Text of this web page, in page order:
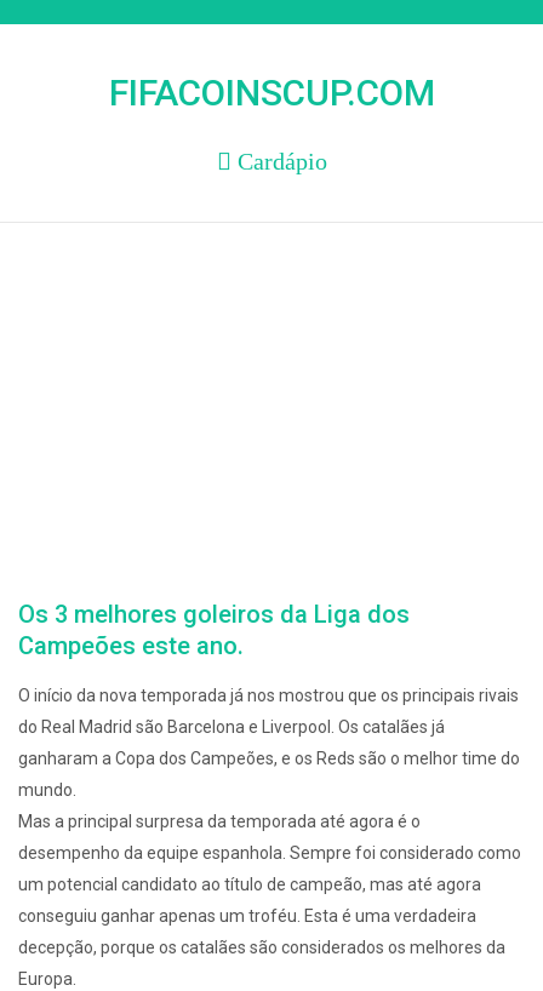
FIFACOINSCUP.COM
Cardápio
Os 3 melhores goleiros da Liga dos
Campeões este ano.
O início da nova temporada já nos mostrou que os principais rivais
do Real Madrid são Barcelona e Liverpool. Os catalães já
ganharam a Copa dos Campeões, e os Reds são o melhor time do
mundo.
Mas a principal surpresa da temporada até agora é o
desempenho da equipe espanhola. Sempre foi considerado como
um potencial candidato ao título de campeão, mas até agora
conseguiu ganhar apenas um troféu. Esta é uma verdadeira
decepção, porque os catalães são considerados os melhores da
Europa.